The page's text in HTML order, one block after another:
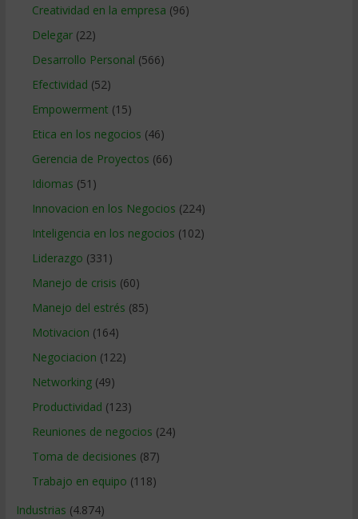
Creatividad en la empresa (96)
Delegar(22)
Desarrollo Personal (566)
Efectividad (52)
Empowerment (15)
Etica en los negocios (46)
Gerencia de Proyectos (66)
Idiomas (51)
Innovacion en los Negocios (224)
Inteligencia en los negocios (102)
Liderazgo (331)
Manejo de crisis (60)
Manejo del estrés (85)
Motivacion (164)
Negociacion (122)
Networking(49)
Productividad (123)
Reuniones de negocios (24)
Toma de decisiones (87)
Trabajo en equipo (118)
Industrias (4.874)